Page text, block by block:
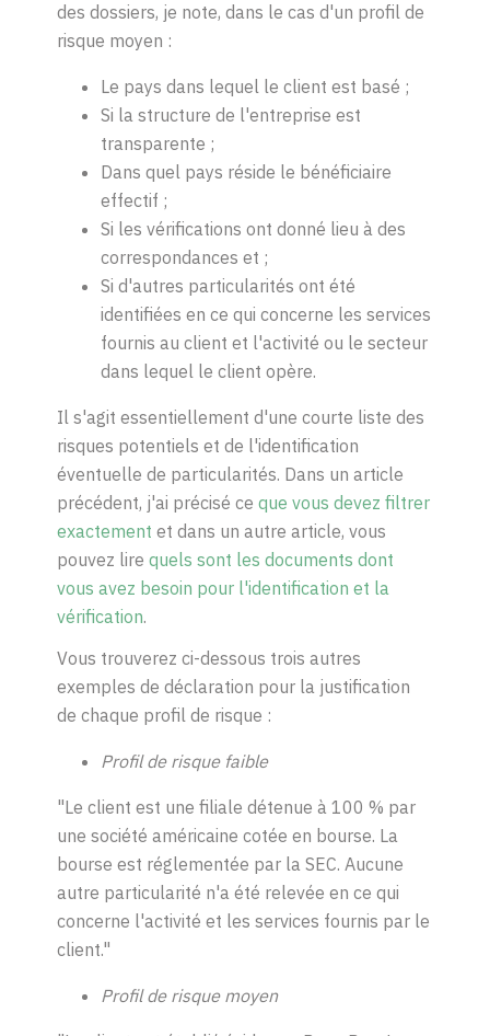
des dossiers, je note, dans le cas d'un profil de
risque moyen :
Le pays dans lequel le client est basé ;
Si la structure de l'entreprise est
transparente ;
Dans quel pays réside le bénéficiaire
effectif ;
Si les vérifications ont donné lieu à des
correspondances et ;
Si d'autres particularités ont été
identifiées en ce qui concerne les services
fournis au client et l'activité ou le secteur
dans lequel le client opère.
Il s'agit essentiellement d'une courte liste des
risques potentiels et de l'identification
éventuelle de particularités. Dans un article
précédent, j'ai précisé ce que vous devez filtrer
exactement et dans un autre article, vous
pouvez lire quels sont les documents dont
vous avez besoin pour l'identification et la
vérification.
Vous trouverez ci-dessous trois autres
exemples de déclaration pour la justification
de chaque profil de risque :
Profil de risque faible
"Le client est une filiale détenue à 100 % par
une société américaine cotée en bourse. La
bourse est réglementée par la SEC. Aucune
autre particularité n'a été relevée en ce qui
concerne l'activité et les services fournis par le
client."
Profil de risque moyen